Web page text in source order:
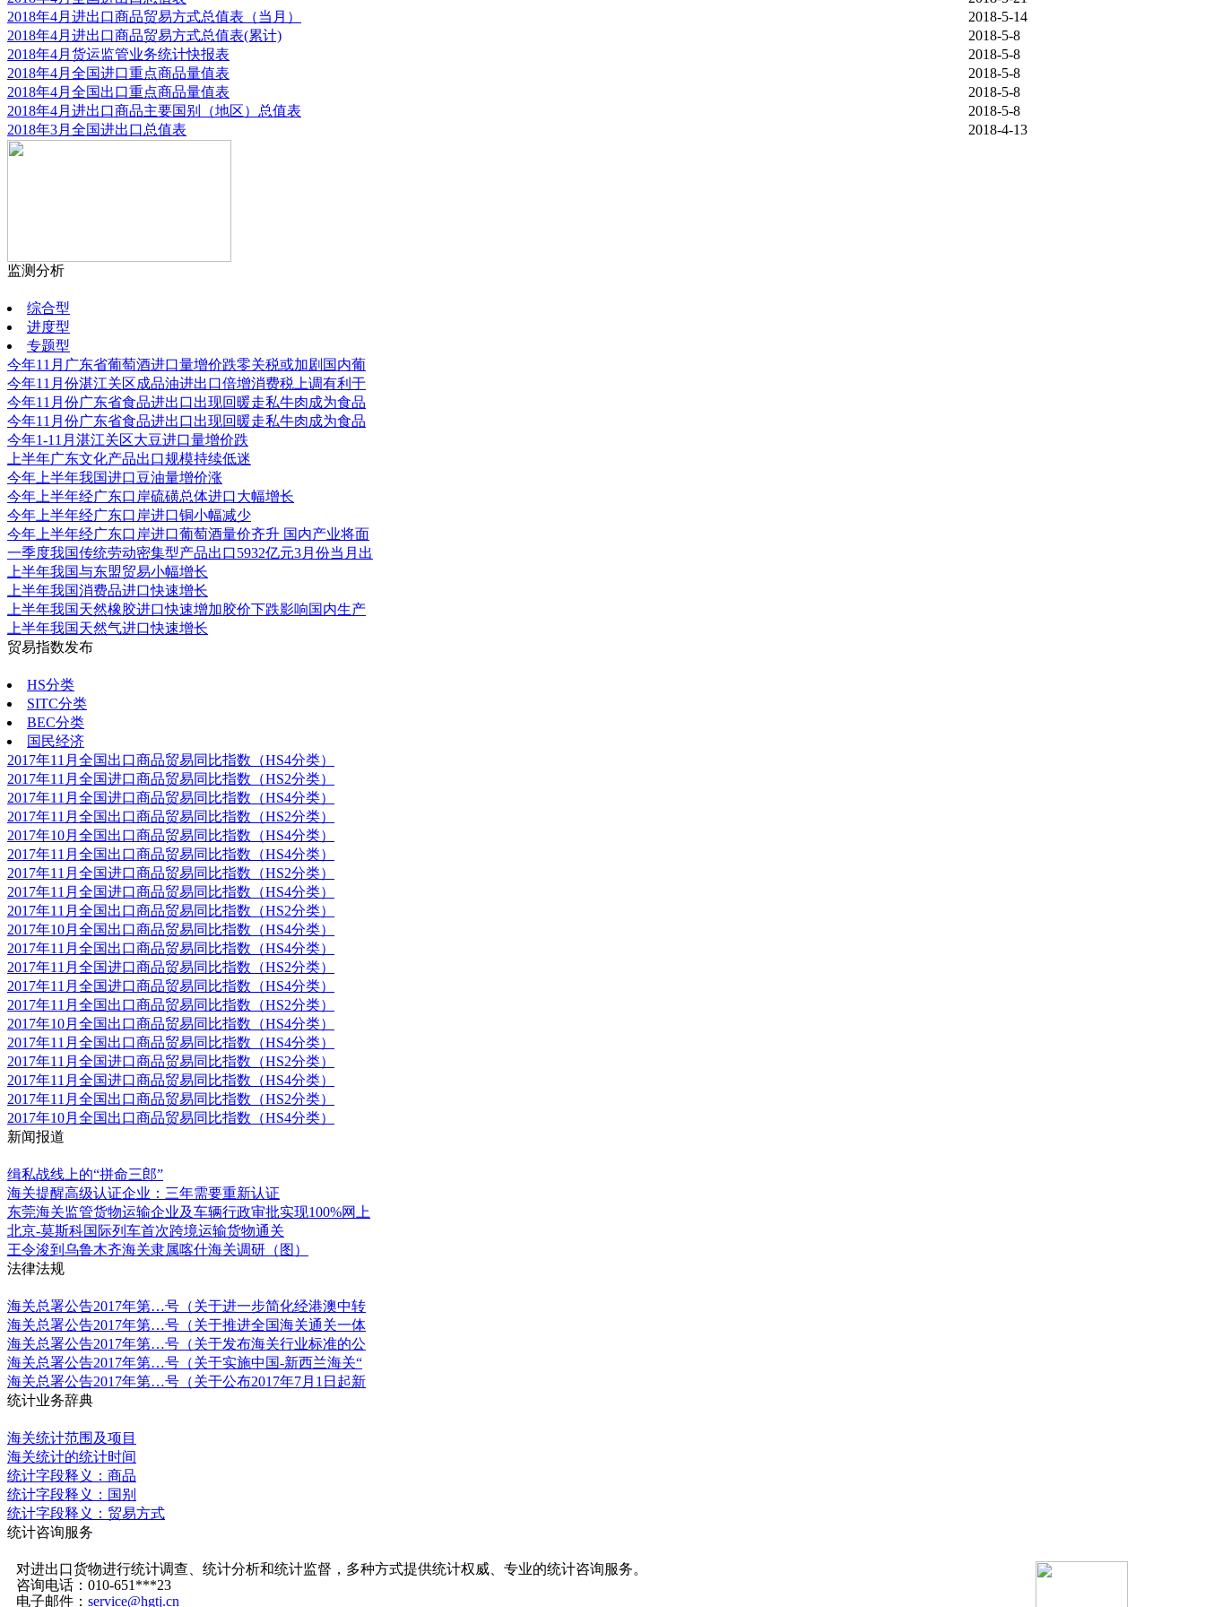
2018年4月进出口商品贸易方式总值表（当月）
2018-5-14
2018年4月进出口商品贸易方式总值表(累计)
2018-5-8
2018年4月货运监管业务统计快报表
2018-5-8
2018年4月全国进口重点商品量值表
2018-5-8
2018年4月全国出口重点商品量值表
2018-5-8
2018年4月进出口商品主要国别（地区）总值表
2018-5-8
2018年3月全国进出口总值表
2018-4-13
监测分析
综合型
进度型
专题型
今年11月广东省葡萄酒进口量增价跌零关税或加剧国内葡
今年11月份湛江关区成品油进出口倍增消费税上调有利于
今年11月份广东省食品进出口出现回暖走私牛肉成为食品
今年11月份广东省食品进出口出现回暖走私牛肉成为食品
今年1-11月湛江关区大豆进口量增价跌
上半年广东文化产品出口规模持续低迷
今年上半年我国进口豆油量增价涨
今年上半年经广东口岸硫磺总体进口大幅增长
今年上半年经广东口岸进口铜小幅减少
今年上半年经广东口岸进口葡萄酒量价齐升 国内产业将面
一季度我国传统劳动密集型产品出口5932亿元3月份当月出
上半年我国与东盟贸易小幅增长
上半年我国消费品进口快速增长
上半年我国天然橡胶进口快速增加胶价下跌影响国内生产
上半年我国天然气进口快速增长
贸易指数发布
HS分类
SITC分类
BEC分类
国民经济
2017年11月全国出口商品贸易同比指数（HS4分类）
2017年11月全国进口商品贸易同比指数（HS2分类）
2017年11月全国进口商品贸易同比指数（HS4分类）
2017年11月全国出口商品贸易同比指数（HS2分类）
2017年10月全国出口商品贸易同比指数（HS4分类）
2017年11月全国出口商品贸易同比指数（HS4分类）
2017年11月全国进口商品贸易同比指数（HS2分类）
2017年11月全国进口商品贸易同比指数（HS4分类）
2017年11月全国出口商品贸易同比指数（HS2分类）
2017年10月全国出口商品贸易同比指数（HS4分类）
2017年11月全国出口商品贸易同比指数（HS4分类）
2017年11月全国进口商品贸易同比指数（HS2分类）
2017年11月全国进口商品贸易同比指数（HS4分类）
2017年11月全国出口商品贸易同比指数（HS2分类）
2017年10月全国出口商品贸易同比指数（HS4分类）
2017年11月全国出口商品贸易同比指数（HS4分类）
2017年11月全国进口商品贸易同比指数（HS2分类）
2017年11月全国进口商品贸易同比指数（HS4分类）
2017年11月全国出口商品贸易同比指数（HS2分类）
2017年10月全国出口商品贸易同比指数（HS4分类）
新闻报道
缉私战线上的“拼命三郎”
海关提醒高级认证企业：三年需要重新认证
东莞海关监管货物运输企业及车辆行政审批实现100%网上
北京-莫斯科国际列车首次跨境运输货物通关
王令浚到乌鲁木齐海关隶属喀什海关调研（图）
法律法规
海关总署公告2017年第…号（关于进一步简化经港澳中转
海关总署公告2017年第…号（关于推进全国海关通关一体
海关总署公告2017年第…号（关于发布海关行业标准的公
海关总署公告2017年第…号（关于实施中国-新西兰海关“
海关总署公告2017年第…号（关于公布2017年7月1日起新
统计业务辞典
海关统计范围及项目
海关统计的统计时间
统计字段释义：商品
统计字段释义：国别
统计字段释义：贸易方式
统计咨询服务
对进出口货物进行统计调查、统计分析和统计监督，多种方式提供统计权威、专业的统计咨询服务。
咨询电话：010-651***23
电子邮件： service@hgtj.cn